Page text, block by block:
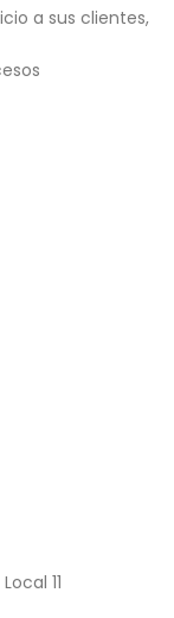
a sus clientes,
11